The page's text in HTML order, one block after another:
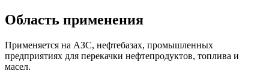
Область применения
Применяется на АЗС, нефтебазах, промышленных
предприятиях для перекачки нефтепродуктов, топлива и
масел.